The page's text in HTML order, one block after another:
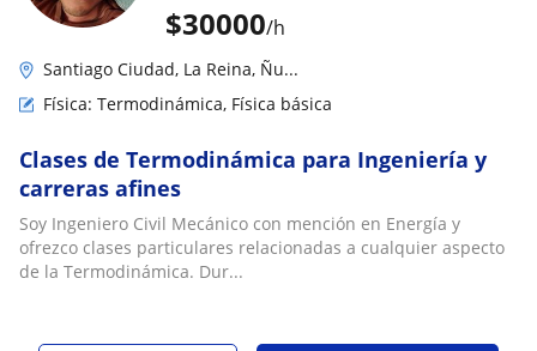
$30000/h
Santiago Ciudad, La Reina, Ñu...
Física: Termodinámica, Física básica
Clases de Termodinámica para Ingeniería y
carreras afines
Soy Ingeniero Civil Mecánico con mención en Energía y
ofrezco clases particulares relacionadas a cualquier aspecto
de la Termodinámica. Dur...